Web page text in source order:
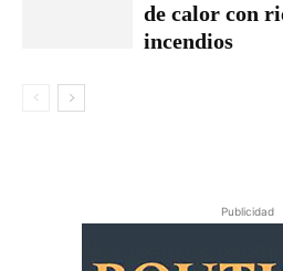
de calor con
incendios
Publicidad